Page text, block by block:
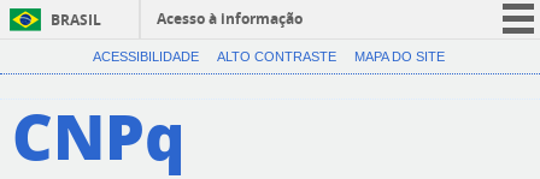
BRASIL
Acesso à informação
CORONAVÍRUS (COVID-19)
ACESSIBILIDADE ALTO CONTRASTE MAPA DO SITE
CNPq